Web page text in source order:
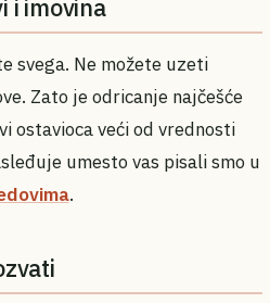
i imovina
svega. Ne možete uzeti
Zato je odricanje najčešće
ostavioca veći od vrednosti
umesto vas pisali smo u
.